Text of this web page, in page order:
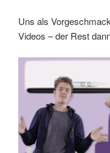
Uns als
Videos – der Rest